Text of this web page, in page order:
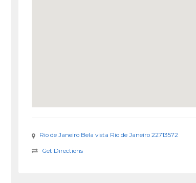
Rio de Janeiro Bela vista Rio de Janeiro 22713572
Get Directions